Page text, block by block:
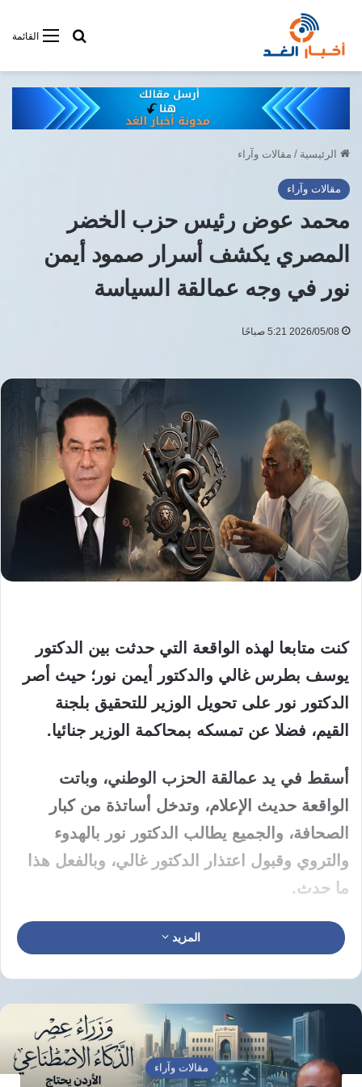
القائمةأبحت فى
الرئيسية / مقالات وآراء
مقالات وآراء
محمد عوض رئيس حزب الخضر
المصري يكشف أسرار صمود أيمن
نور في وجه عمالقة السياسة
2026/05/08 5:21 صباحًا
كنت متابعا لهذه الواقعة التي حدثت بين الدكتور
يوسف بطرس غالي والدكتور أيمن نور؛ حيث أصر
الدكتور نور على تحويل الوزير للتحقيق بلجنة
القيم، فضلا عن تمسكه بمحاكمة الوزير جنائيا.
أسقط في يد عمالقة الحزب الوطني، وباتت
الواقعة حديث الإعلام، وتدخل أساتذة من كبار
الصحافة، والجميع يطالب الدكتور نور بالهدوء
والتروي وقبول اعتذار الدكتور غالي، وبالفعل هذا
ما حدث.
لاحظ ما فعله الدكتور نور فيما عرض عليه، لاحظ
يتعلق بكرامة البرلمان، فهذا أمر يقرره البرلمان؛
فهكذا يكون الأداء البرلماني.
المزيد
مقالات وآراء